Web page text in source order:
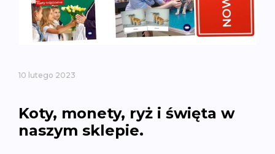
10 lutego 2023
Koty, monety, ryż i święta w
naszym sklepie.